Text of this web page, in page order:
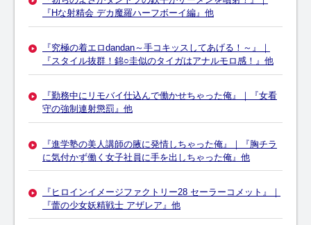
『Hな射精会 デカ魔羅ハーフボーイ編』他
『究極の着エロdandan～手コキッスしてあげる！～』｜
『スタイル抜群！錦○圭似のタイガはアナルモロ感！』他
『勤務中にリモバイ仕込んで働かせちゃった俺』｜『女看
守の強制連射懲罰』他
『進学塾の美人講師の腋に発情しちゃった俺』｜『胸チラ
に気付かず働く女子社員に手を出しちゃった俺』他
『ヒロインイメージファクトリー28 セーラーコメット』｜
『蕾の少女妖精戦士 アザレア』他